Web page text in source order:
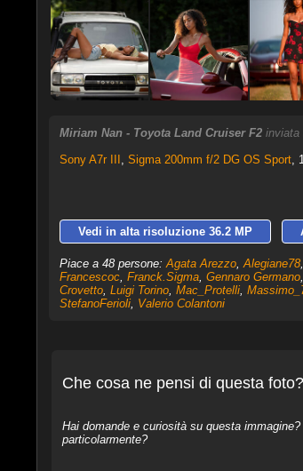
Miriam Nan - Toyota Land Cruiser F2 inviata
Sony A7r III , Sigma 200mm f/2 DG OS Sport,
Vedi in alta risoluzione 36.2 MP
Piace a 48 persone:Agata Arezzo,Alegiane78
Francescoc, Franck.Sigma, Gennaro Germano,
Crovetto, Luigi Torino, Mac_Protelli,
StefanoFerioli, Valerio Colantoni
Che cosa ne pensi di questa foto?
Hai domande e curiosità su questa
particolarmente?